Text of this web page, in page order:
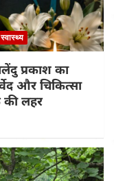
स्वास्थ्य
प्रकाश का
और चिकित्सा
लहर